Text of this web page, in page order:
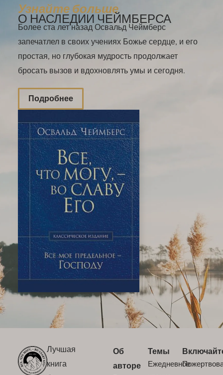
Узнайте больше
О НАСЛЕДИИ ЧЕЙМБЕРСА
Более ста лет назад Освальд Чеймберс
запечатлел в своих учениях Божье сердце, и его
простая, но глубокая мудрость продолжает
бросать вызов и вдохновлять умы и сегодня.
Подробнее
Лучшая
книга
Об
авторе
Темы
Ежедневное